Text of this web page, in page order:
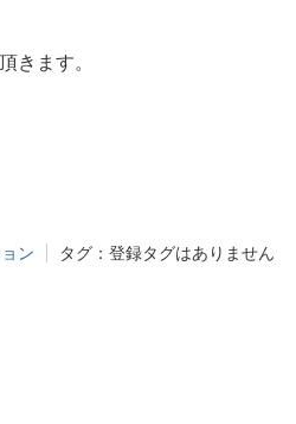
きます。
ン タグ： 登録タグはありません